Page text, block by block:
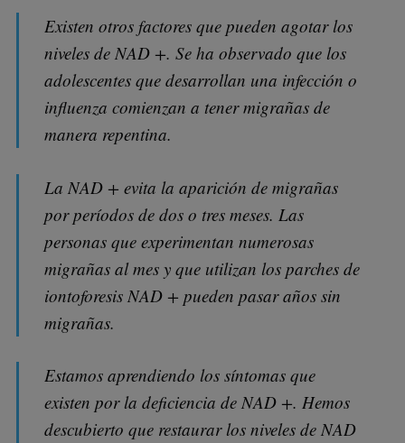
Existen otros factores que pueden agotar los
niveles de NAD +. Se ha observado que los
adolescentes que desarrollan una infección o
influenza comienzan a tener migrañas de
manera repentina.
La NAD + evita la aparición de migrañas
por períodos de dos o tres meses. Las
personas que experimentan numerosas
migrañas al mes y que utilizan los parches de
iontoforesis NAD + pueden pasar años sin
migrañas.
Estamos aprendiendo los síntomas que
existen por la deficiencia de NAD +. Hemos
descubierto que restaurar los niveles de NAD